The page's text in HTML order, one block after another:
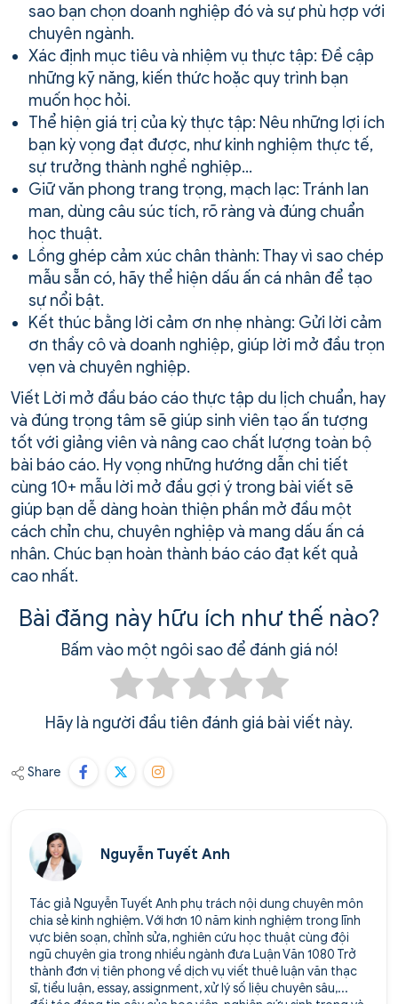
sao bạn chọn doanh nghiệp đó và sự phù hợp với
chuyên ngành.
Xác định mục tiêu và nhiệm vụ thực tập: Đề cập
những kỹ năng, kiến thức hoặc quy trình bạn
muốn học hỏi.
Thể hiện giá trị của kỳ thực tập: Nêu những lợi ích
bạn kỳ vọng đạt được, như kinh nghiệm thực tế,
sự trưởng thành nghề nghiệp…
Giữ văn phong trang trọng, mạch lạc: Tránh lan
man, dùng câu súc tích, rõ ràng và đúng chuẩn
học thuật.
Lồng ghép cảm xúc chân thành: Thay vì sao chép
mẫu sẵn có, hãy thể hiện dấu ấn cá nhân để tạo
sự nổi bật.
Kết thúc bằng lời cảm ơn nhẹ nhàng: Gửi lời cảm
ơn thầy cô và doanh nghiệp, giúp lời mở đầu trọn
vẹn và chuyên nghiệp.
Viết Lời mở đầu báo cáo thực tập du lịch chuẩn, hay
và đúng trọng tâm sẽ giúp sinh viên tạo ấn tượng
tốt với giảng viên và nâng cao chất lượng toàn bộ
bài báo cáo. Hy vọng những hướng dẫn chi tiết
cùng 10+ mẫu lời mở đầu gợi ý trong bài viết sẽ
giúp bạn dễ dàng hoàn thiện phần mở đầu một
cách chỉn chu, chuyên nghiệp và mang dấu ấn cá
nhân. Chúc bạn hoàn thành báo cáo đạt kết quả
cao nhất.
Bài đăng này hữu ích như thế nào?
Bấm vào một ngôi sao để đánh giá nó!
Hãy là người đầu tiên đánh giá bài viết này.
Share
Nguyễn Tuyết Anh
Tác giả Nguyễn Tuyết Anh phụ trách nội dung chuyên môn
chia sẻ kinh nghiệm. Với hơn 10 năm kinh nghiệm trong lĩnh
vực biên soạn, chỉnh sửa, nghiên cứu học thuật cùng đội
ngũ chuyên gia trong nhiều ngành đưa Luận Văn 1080 Trở
thành đơn vị tiên phong về dịch vụ viết thuê luận văn thạc
sĩ, tiểu luận, essay, assignment, xử lý số liệu chuyên sâu,...